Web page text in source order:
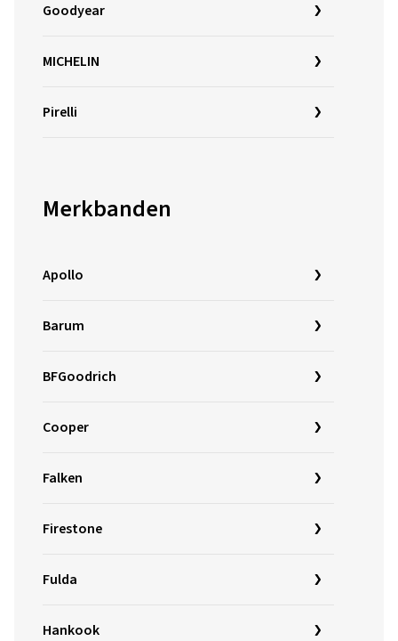
Goodyear
MICHELIN
Pirelli
Merkbanden
Apollo
Barum
BFGoodrich
Cooper
Falken
Firestone
Fulda
Hankook